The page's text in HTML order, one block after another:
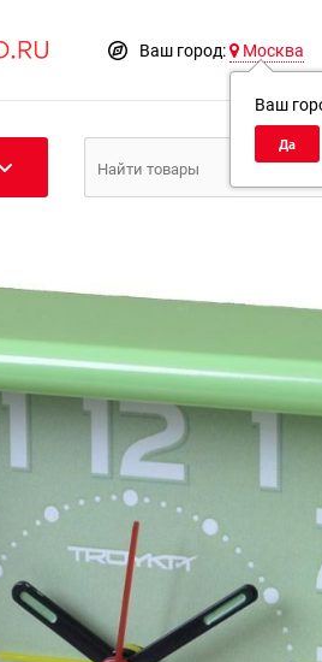
Ваш город: Москва
Ваш